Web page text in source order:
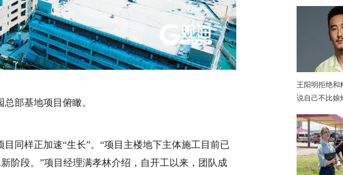
部基地项目俯瞰。
同样正加速“生长”。“项目主楼地下主体施工目前已
阶段。”项目经理满孝林介绍，自开工以来，团队成
王阳明拒绝和
说自己不比娘